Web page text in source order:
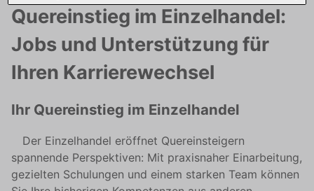
Quereinstieg im Einzelhandel:
Jobs und Unterstützung für
Ihren Karrierewechsel
Ihr Quereinstieg im Einzelhandel
Der Einzelhandel eröffnet Quereinsteigern
spannende Perspektiven: Mit praxisnaher Einarbeitung,
gezielten Schulungen und einem starken Team können